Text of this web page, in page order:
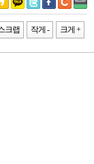
크랩 작게 - 크게 +